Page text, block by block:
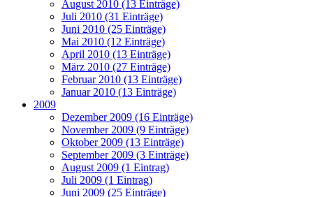
August 2010 (13 Einträge)
Juli 2010 (31 Einträge)
Juni 2010 (25 Einträge)
Mai 2010 (12 Einträge)
April 2010 (13 Einträge)
März 2010 (27 Einträge)
Februar 2010 (13 Einträge)
Januar 2010 (13 Einträge)
2009
Dezember 2009 (16 Einträge)
November 2009 (9 Einträge)
Oktober 2009 (13 Einträge)
September 2009 (3 Einträge)
August 2009 (1 Eintrag)
Juli 2009 (1 Eintrag)
Juni 2009 (25 Einträge)